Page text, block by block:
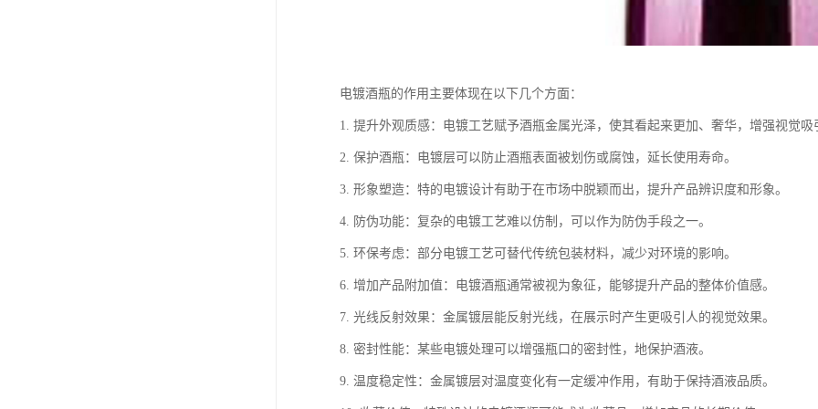
电镀酒瓶的作用主要体现在以下几个方面：
1. 提升外观质感：电镀工艺赋予酒瓶金属光泽，使其看起来更加、奢华，增强视觉吸
2. 保护酒瓶：电镀层可以防止酒瓶表面被划伤或腐蚀，延长使用寿命。
3. 形象塑造：特的电镀设计有助于在市场中脱颖而出，提升产品辨识度和形象。
4. 防伪功能：复杂的电镀工艺难以仿制，可以作为防伪手段之一。
5. 环保考虑：部分电镀工艺可替代传统包装材料，减少对环境的影响。
6. 增加产品附加值：电镀酒瓶通常被视为象征，能够提升产品的整体价值感。
7. 光线反射效果：金属镀层能反射光线，在展示时产生更吸引人的视觉效果。
8. 密封性能：某些电镀处理可以增强瓶口的密封性，地保护酒液。
9. 温度稳定性：金属镀层对温度变化有一定缓冲作用，有助于保持酒液品质。